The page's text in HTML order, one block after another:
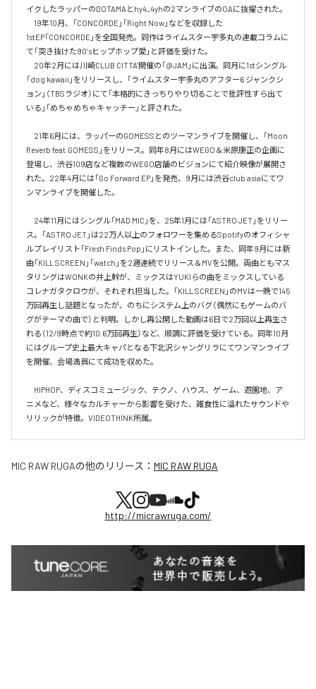
イクしたラッパーのDOTAMAとhy4_4yhの2マンライブのOAに抜擢された。
19年10月、「CONCORDE」「Right Now」などを収録した
1stEP「CONCORDE」を全国発売。同作はライムスター宇多丸の連載コラムに
て「突き抜けた90’sヒップホップ愛」と評価を受けた。
20年2月には川崎CLUB CITTA’開催の「@JAM」に出演。同月に1stシングル
「dog kawaii」をリリースし、「ライムスター宇多丸のアフター6 ジャンクシ
ョン」（TBSラジオ）にて「本格的にきっちりやり切ることで批評性すら出て
いる」「めちゃめちゃキャッチー」と評された。
21年6月には、ラッパーのGOMESSとのツーマンライブを開催し、「Moon
Reverb feat.GOMESS」をリリース。同年8月にはWEGO＆米原康正の企画に
登場し、渋谷109店など複数のWEGO店舗のビジョンにて紹介映像が展開さ
れた。22年4月には「Go Forward EP」を発売、9月には渋谷club asiaにてワ
ンマンライブを開催した。
24年11月にはシングル「MAD MIC」を、25年1月には「ASTRO JET」をリリー
ス。「ASTRO JET」は22万人以上のフォロワーを集めるSpotifyのオフィシャ
ルプレイリスト「Fresh Finds Pop」にリストインした。また、同年9月には新
曲「KILL SCREEN」「watch」を2週連続でリリース＆MVを公開。両曲ともマス
タリングはWONKの井上幹が、ミックスはYUKIらの曲をミックスしている
コレナガタクロウが、それぞれ担当した。「KILL SCREEN」のMVは一晩で145
万回再生し話題となったが、のちにシステム上のバグ（偶然にもゲームのバ
グがテーマの曲で）と判明。しかし再公開した動画は6日で2万回以上再生さ
れる（12/9時点で約10.6万回再生）など、順調に評価を受けている。同年10月
にはグループ史上最大キャパとなる下北沢シャングリラにてワンマンライブ
を開催、会場満員にて成功を収めた。
HIPHOP、ディスコミュージック、テクノ、ハウス、ゲーム、遊園地、ア
ニメなど、様々なカルチャーから影響を受けた、雑食性に溢れたサウンドや
リリックが特徴。VIDEOTHINK所属。
MIC RAW RUGAの他のリリース： MIC RAW RUGA
http://micrawruga.com/